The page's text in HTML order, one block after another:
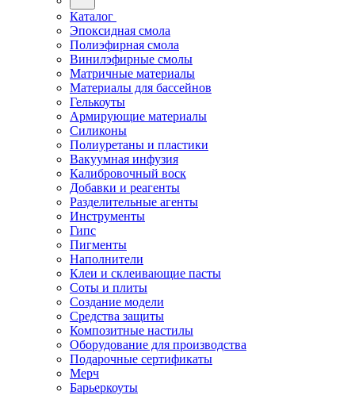
Каталог
Эпоксидная смола
Полиэфирная смола
Винилэфирные смолы
Матричные материалы
Материалы для бассейнов
Гелькоуты
Армирующие материалы
Силиконы
Полиуретаны и пластики
Вакуумная инфузия
Калибровочный воск
Добавки и реагенты
Разделительные агенты
Инструменты
Гипс
Пигменты
Наполнители
Клеи и склеивающие пасты
Соты и плиты
Создание модели
Средства защиты
Композитные настилы
Оборудование для производства
Подарочные сертификаты
Мерч
Барьеркоуты